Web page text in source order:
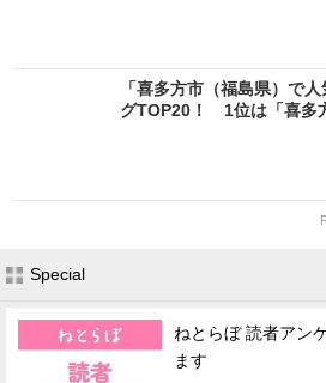
「喜多方市（福島県）で
グTOP20！ 1位は「喜多
Special
ねとらぼ 読者アン
ます